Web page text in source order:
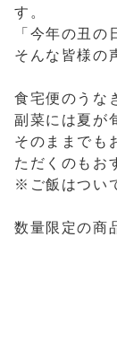
す。
「今年の丑
そんな皆様の
食宅便のうな
副菜には夏が
そのままでも
ただくのもお
※ご飯はつい
数量限定の商